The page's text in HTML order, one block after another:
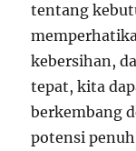
tentang
kebersihan,
tepat, kita
berkembang
potensi